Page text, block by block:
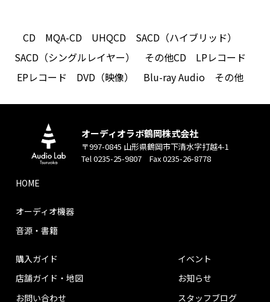
CD MQA-CD UHQCD
SACD（ハイブリッド）
SACD（シングルレイヤー）
その他CD
LPレコード
EPレコード
DVD（映像） Blu-ray Audio その他
オーディオラボ鶴岡株式会社
〒997-0845 山形県鶴岡市下清水字打越4-1
Tel 0235-25-9807 Fax 0235-26-8778
HOME
オーディオ機器
音源・書籍
購入ガイド
店舗ガイド・地図
お問い合わせ
イベント
お知らせ
スタッフブログ